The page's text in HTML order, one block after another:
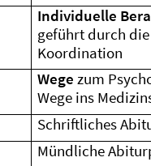
Individuelle
geführt durch die
Koordination
Wege zum
Wege ins
Schriftliches
Mündliche